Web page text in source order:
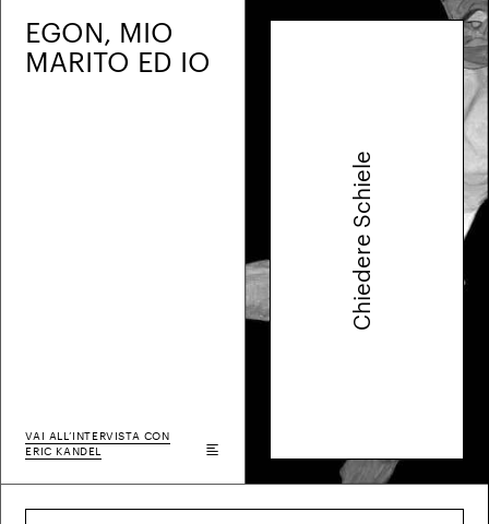
EGON, MIO
MARITO ED IO
VAI ALL’INTERVISTA CON
ERIC KANDEL
Chiedere Schiele